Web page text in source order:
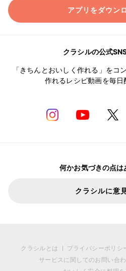
アプリをダウン
クラシルの公式
「きちんとおいしく作れる」をコ
作れるレシピ動画を毎日
何かお気づきの点は
クラシルに意
クラシルとは プライバシーポリシ
サービスに関してのお問い合